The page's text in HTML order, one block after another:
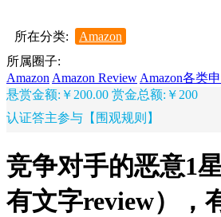
所在分类:
Amazon
所属圈子:
Amazon Amazon Review Amazon各类
悬赏金额:￥200.00 赏金总额:￥200
认证答主参与【围观规则】
竞争对手的恶意1
有文字review），